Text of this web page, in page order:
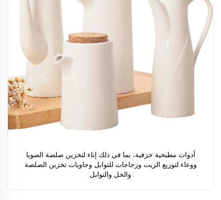
أدوات مطبخية خزفية، بما في ذلك إناء لتخزين صلصة الصويا
ووعاء لتوزيع الزيت وزجاجات للتوابل وحاويات تخزين الصلصة
والخل والتوابل